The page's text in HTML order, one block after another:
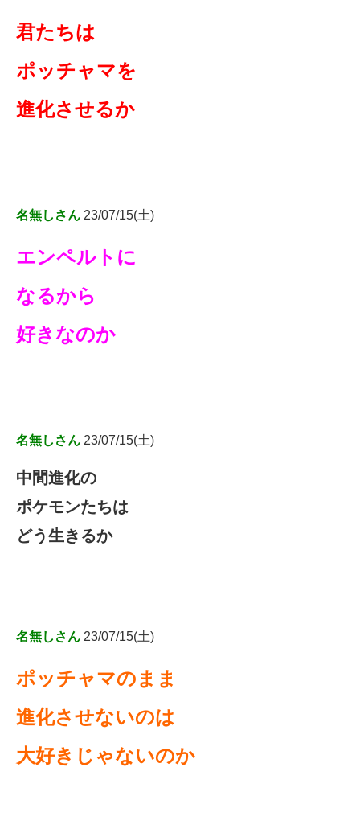
君たちは
ポッチャマを
進化させるか
名無しさん 23/07/15(土)
エンペルトに
なるから
好きなのか
名無しさん 23/07/15(土)
中間進化の
ポケモンたちは
どう生きるか
名無しさん 23/07/15(土)
ポッチャマのまま
進化させないのは
大好きじゃないのか